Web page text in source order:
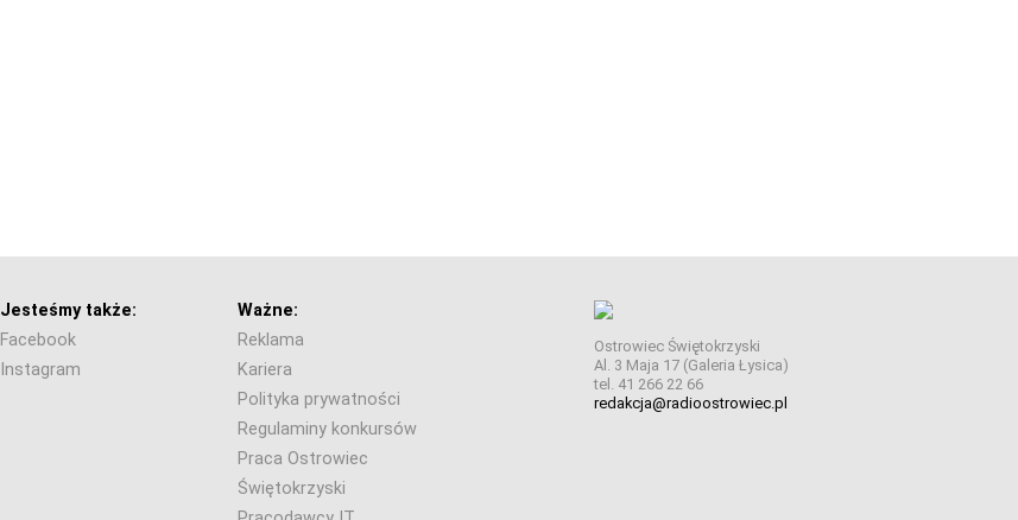
Jesteśmy także:
Facebook
Instagram
Ważne:
Reklama
Kariera
Polityka prywatności
Regulaminy konkursów
Praca Ostrowiec
Świętokrzyski
Ostrowiec Świętokrzyski
Al. 3 Maja 17 (Galeria Łysica)
tel. 41 266 22 66
redakcja@radioostrowiec.pl